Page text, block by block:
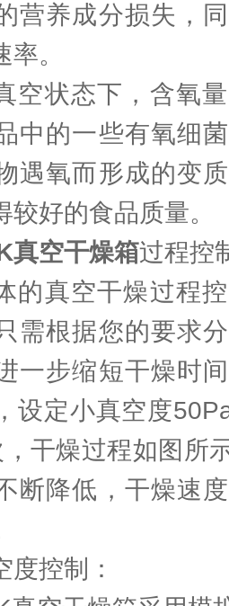
营养成分损失，
。
状态下，含氧量
中的一些有氧细
遇氧而形成的变
好的食品质量。
真空干燥箱过程控
真空干燥过程控
需根据您的要求
一步缩短干燥时
设定小真空度
干燥过程如图所
断降低，干燥速
控制：